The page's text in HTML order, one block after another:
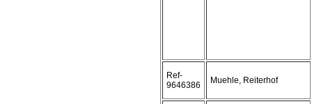
Ref-
9646386
Muehle, Reiterhof